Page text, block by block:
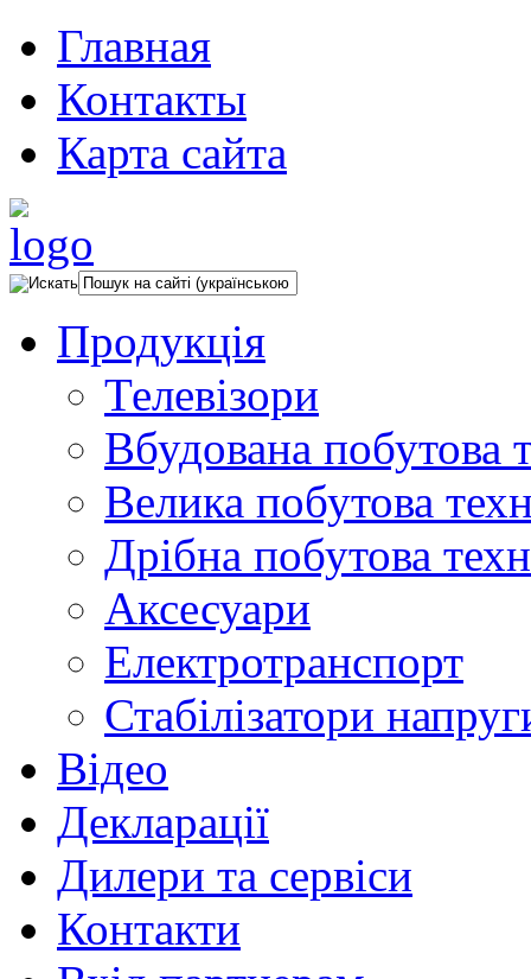
Главная
Контакты
Карта сайта
Продукція
Телевізори
Вбудована побутова
Велика побутова
Дрібна побутова
Аксесуари
Електротранспорт
Стабілізатори
Відео
Декларації
Дилери та сервіси
Контакти